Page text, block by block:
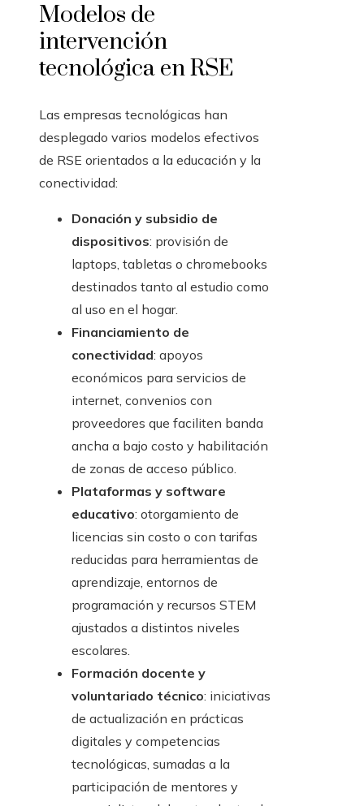
Modelos de
intervención
tecnológica en RSE
Las empresas tecnológicas han
desplegado varios modelos efectivos
de RSE orientados a la educación y la
conectividad:
Donación y subsidio de
dispositivos: provisión de
laptops, tabletas o chromebooks
destinados tanto al estudio como
al uso en el hogar.
Financiamiento de
conectividad: apoyos
económicos para servicios de
internet, convenios con
proveedores que faciliten banda
ancha a bajo costo y habilitación
de zonas de acceso público.
Plataformas y software
educativo: otorgamiento de
licencias sin costo o con tarifas
reducidas para herramientas de
aprendizaje, entornos de
programación y recursos STEM
ajustados a distintos niveles
escolares.
Formación docente y
voluntariado técnico: iniciativas
de actualización en prácticas
digitales y competencias
tecnológicas, sumadas a la
participación de mentores y